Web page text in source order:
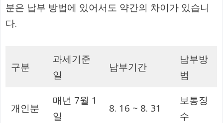
분은 납부 방법에 있어서도 약간의 차이가 있습니
다.
구분
과세기준
일
납부기간
납부방
법
개인분
매년 7월 1
일
8. 16 ~ 8. 31
보통징
수